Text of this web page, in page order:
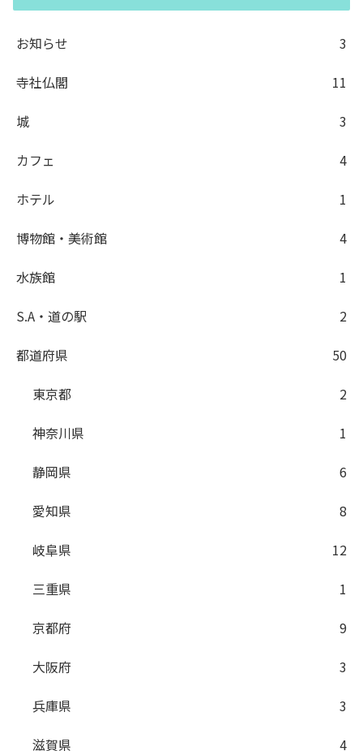
お知らせ
3
寺社仏閣
11
城
3
カフェ
4
ホテル
1
博物館・美術館
4
水族館
1
S.A・道の駅
2
都道府県
50
東京都
2
神奈川県
1
静岡県
6
愛知県
8
岐阜県
12
三重県
1
京都府
9
大阪府
3
兵庫県
3
滋賀県
4